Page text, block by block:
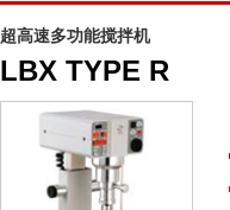
超高速多功能搅拌机
LBX TYPE R